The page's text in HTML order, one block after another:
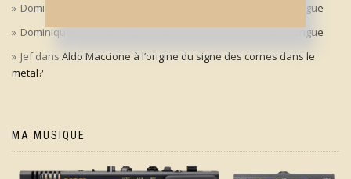
Dominique
‘Le bon, la brute et le truand’ en version longue
Dominiquedans‘Le bon, la brute et le truand’ en version longue
Jefdans Aldo Maccione à l’origine du signe des cornes dans le
metal?
MA MUSIQUE